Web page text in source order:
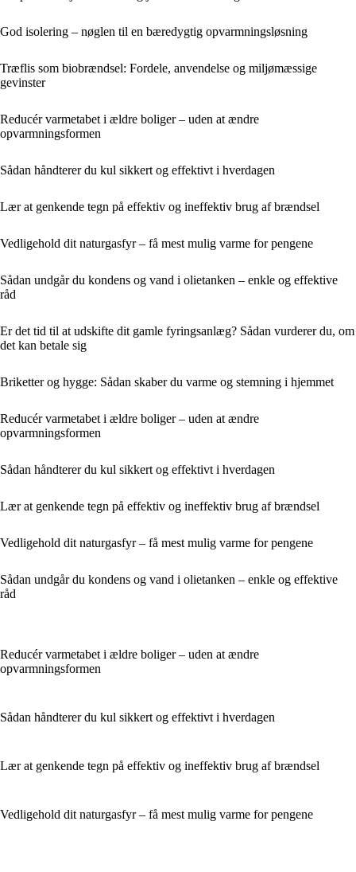
God isolering – nøglen til en bæredygtig opvarmningsløsning
Træflis som biobrændsel: Fordele, anvendelse og miljømæssige
gevinster
Reducér varmetabet i ældre boliger – uden at ændre
opvarmningsformen
Sådan håndterer du kul sikkert og effektivt i hverdagen
Lær at genkende tegn på effektiv og ineffektiv brug af brændsel
Vedligehold dit naturgasfyr – få mest mulig varme for pengene
Sådan undgår du kondens og vand i olietanken – enkle og effektive
råd
Er det tid til at udskifte dit gamle fyringsanlæg? Sådan vurderer du, om
det kan betale sig
Briketter og hygge: Sådan skaber du varme og stemning i hjemmet
Reducér varmetabet i ældre boliger – uden at ændre
opvarmningsformen
Sådan håndterer du kul sikkert og effektivt i hverdagen
Lær at genkende tegn på effektiv og ineffektiv brug af brændsel
Vedligehold dit naturgasfyr – få mest mulig varme for pengene
Sådan undgår du kondens og vand i olietanken – enkle og effektive
råd
Reducér varmetabet i ældre boliger – uden at ændre
opvarmningsformen
Sådan håndterer du kul sikkert og effektivt i hverdagen
Lær at genkende tegn på effektiv og ineffektiv brug af brændsel
Vedligehold dit naturgasfyr – få mest mulig varme for pengene